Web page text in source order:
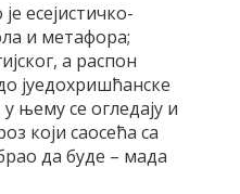
есејистичко-
и метафора;
а распон
јуедохришћанске
њему се огледају и
који саосећа са
да буде – мада